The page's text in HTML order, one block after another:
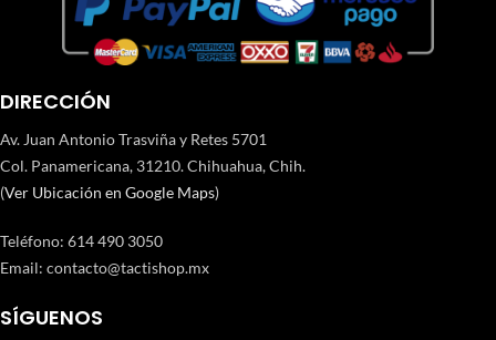
DIRECCIÓN
Av. Juan Antonio Trasviña y Retes 5701
Col. Panamericana, 31210. Chihuahua, Chih.
(Ver Ubicación en Google Maps)
Teléfono: 614 490 3050
Email: contacto@tactishop.mx
SÍGUENOS